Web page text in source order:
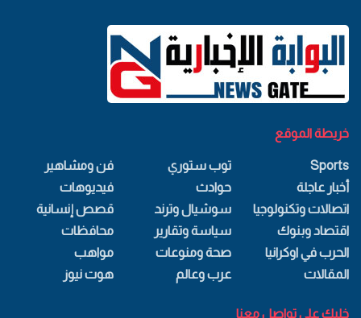
خريطة الموقع
Sports
أخبار عاجلة
اتصالات وتكنولوجيا
اقتصاد وبنوك
الحرب في اوكرانيا
المقالات
توب ستوري
حوادث
سوشيال وترند
سياسة وتقارير
صحة ومنوعات
عرب وعالم
فن ومشاهير
فيديوهات
قصص إنسانية
محافظات
مواهب
هوت نيوز
خليك علي تواصل معنا